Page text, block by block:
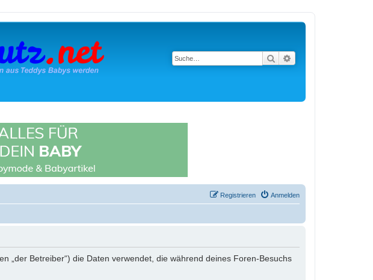
Suche
Anmelden
Registrieren
„der Betreiber“) die Daten verwendet, die während deines Foren-Besuchs